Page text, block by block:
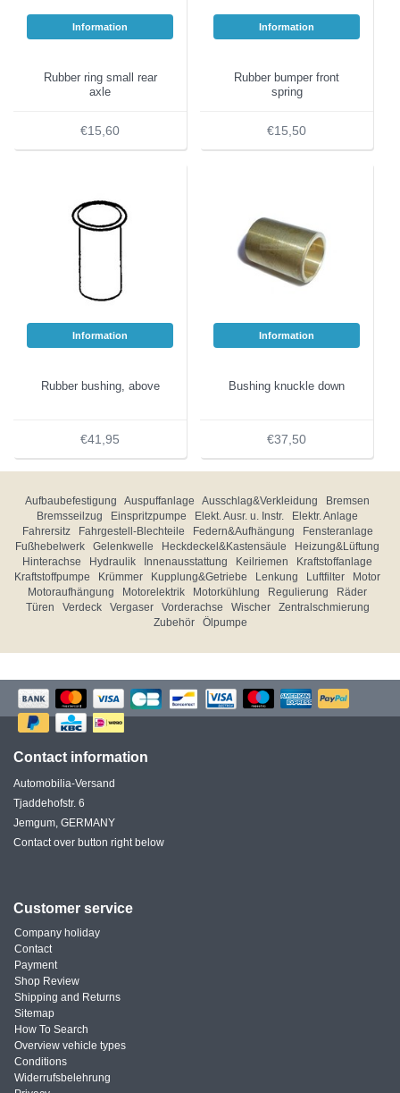
Information
Rubber ring small rear
axle
€15,60
Information
Rubber bumper front
spring
€15,50
Information
Rubber bushing, above
€41,95
Information
Bushing knuckle down
€37,50
Aufbaubefestigung Auspuffanlage Ausschlag&Verkleidung
Bremsen
Bremsseilzug
Einspritzpumpe Elekt. Ausr. u. Instr.
Elektr. Anlage
Fahrersitz
Fahrgestell-Blechteile Federn&Aufhängung
Fensteranlage
Fußhebelwerk
Gelenkwelle Heckdeckel&Kastensäule
Heizung&Lüftung
Hinterachse
Hydraulik Innenausstattung Keilriemen
Kraftstoffanlage
Kraftstoffpumpe
Krümmer Kupplung&Getriebe Lenkung Luftfilter
Motor
Motoraufhängung
Motorelektrik Motorkühlung Regulierung
Räder
Türen
Verdeck Vergaser Vorderachse Wischer
Zentralschmierung
Zubehör
Ölpumpe
Contact information
Automobilia-Versand
Tjaddehofstr. 6
Jemgum, GERMANY
Contact over button right below
Customer service
Company holiday
Contact
Payment
Shop Review
Shipping and Returns
Sitemap
How To Search
Overview vehicle types
Conditions
Widerrufsbelehrung